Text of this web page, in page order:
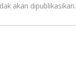
akan dipublikasikan.